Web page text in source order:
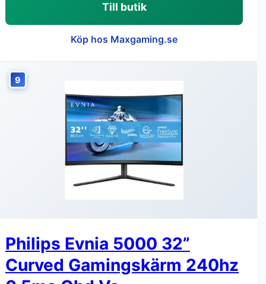
Till butik
Köp hos Maxgaming.se
9
Philips Evnia 5000 32”
Curved Gamingskärm 240hz